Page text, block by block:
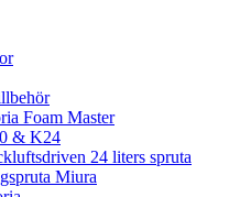
Foam Master
& K24
24 liters spruta
Miura